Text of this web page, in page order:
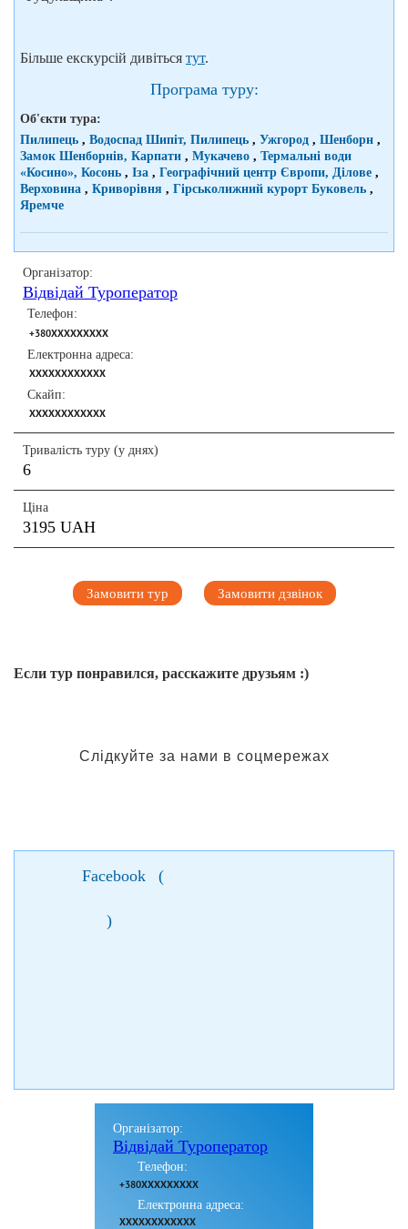
Більше екскурсій дивіться тут.
Програма туру:
Об'єкти тура:
Пилипець , Водоспад Шипіт, Пилипець , Ужгород , Шенборн ,
Замок Шенборнів, Карпати , Мукачево , Термальні води
«Косино», Косонь , Іза , Географічний центр Європи, Ділове ,
Верховина , Криворівня , Гірськолижний курорт Буковель ,
Яремче
Організатор:
Відвідай Туроператор
Телефон:
+380XXXXXXXXX
Електронна адреса:
XXXXXXXXXXXX
Скайп:
XXXXXXXXXXXX
Тривалість туру (у днях)
6
Ціна
3195 UAH
Замовити тур Замовити дзвінок
Если тур понравился, расскажите друзьям :)
Слідкуйте за нами в соцмережах
Facebook (
)
Організатор:
Відвідай Туроператор
Телефон:
+380XXXXXXXXX
Електронна адреса:
XXXXXXXXXXXX